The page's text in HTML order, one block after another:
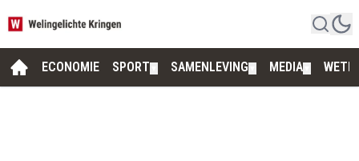
ECONOMIE SPORT SAMENLEVING MEDIA